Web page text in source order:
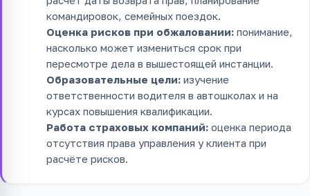
командировок, семейных поездок.
Оценка рисков при обжаловании: понимание,
насколько может измениться срок при
пересмотре дела в вышестоящей инстанции.
Образовательные цели: изучение
ответственности водителя в автошколах и на
курсах повышения квалификации.
Работа страховых компаний: оценка периода
отсутствия права управления у клиента при
расчёте рисков.